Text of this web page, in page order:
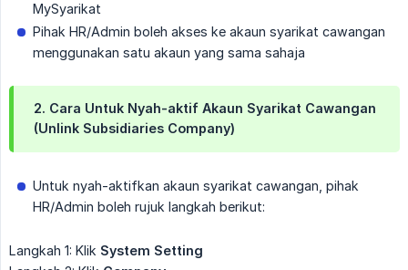
MySyarikat
Pihak HR/Admin boleh akses ke akaun syarikat cawangan
menggunakan satu akaun yang sama sahaja
2. Cara Untuk Nyah-aktif Akaun Syarikat Cawangan
(Unlink Subsidiaries Company)
Untuk nyah-aktifkan akaun syarikat cawangan, pihak
HR/Admin boleh rujuk langkah berikut:
Langkah 1: Klik System Setting